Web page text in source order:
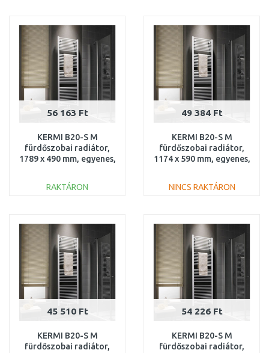
Összehasonlítás Összehasonlítás
56 163 Ft
KERMI B20-S M
fürdőszobai radiátor,
1789 x 490 mm, egyenes,
LS01M1800502XXK
RAKTÁRON
Összehasonlítás
49 384 Ft
KERMI B20-S M
fürdőszobai radiátor,
1174 x 590 mm, egyenes,
LS01M1200602XXK
NINCS RAKTÁRON
Összehasonlítás
45 510 Ft
KERMI B20-S M
fürdőszobai radiátor,
54 226 Ft
KERMI B20-S M
fürdőszobai radiátor,